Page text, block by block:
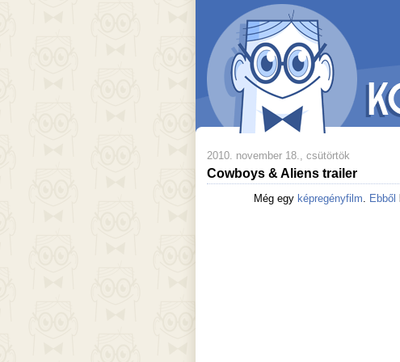
2010. november 18., csütörtök
Cowboys & Aliens trailer
Még egy képregényfilm Ebből